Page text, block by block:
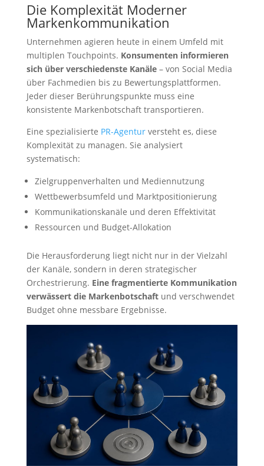
Die Komplexität Moderner
Markenkommunikation
Unternehmen agieren heute in einem Umfeld mit
multiplen Touchpoints. Konsumenten informieren
sich über verschiedenste Kanäle– von Social Media
über Fachmedien bis zu Bewertungsplattformen.
Jeder dieser Berührungspunkte muss eine
konsistente Markenbotschaft transportieren.
Eine spezialisierte PR-Agenturversteht es, diese
Komplexität zu managen. Sie analysiert
systematisch:
Zielgruppenverhalten und Mediennutzung
Wettbewerbsumfeld und Marktpositionierung
Kommunikationskanäle und deren Effektivität
Ressourcen und Budget-Allokation
Die Herausforderung liegt nicht nur in der Vielzahl
der Kanäle, sondern in deren strategischer
Orchestrierung. Eine fragmentierte Kommunikation
verwässert die Markenbotschaftund verschwendet
Budget ohne messbare Ergebnisse.